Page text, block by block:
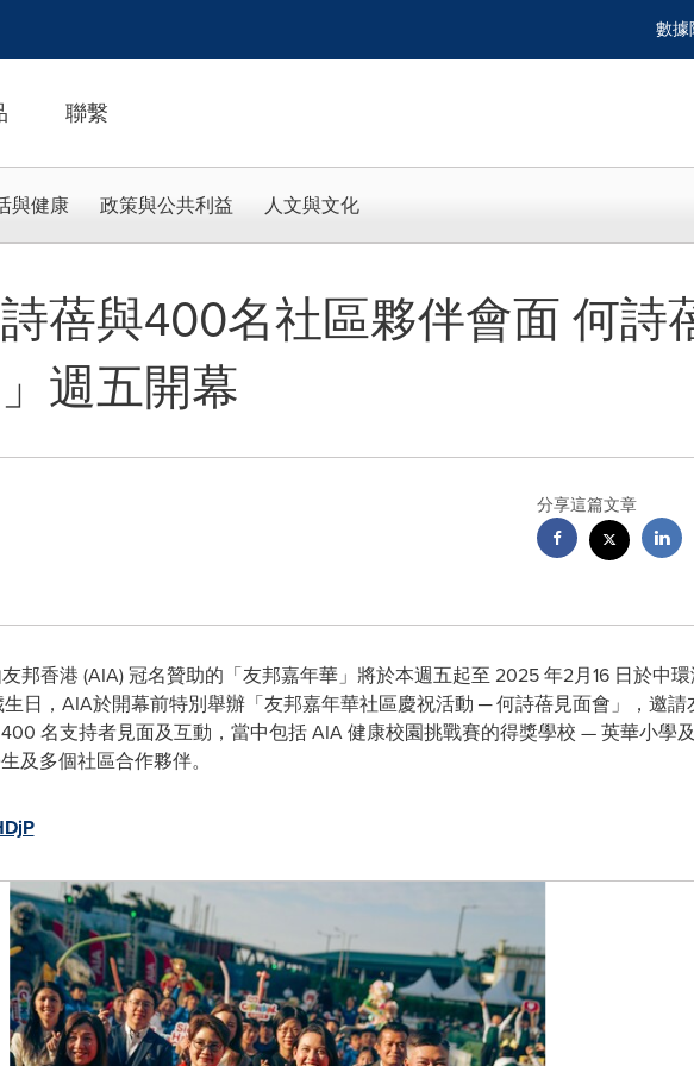
數據
聯繫
與健康 政策與公共利益 人文與文化
蓓與400名社區夥伴會面 何詩
週五開幕
分享這篇文章
邦香港 (AIA) 冠名贊助的「友邦嘉年華」將於本週五起至 2025 年2月16 日於中
日，AIA於開幕前特別舉辦「友邦嘉年華社區慶祝活動 ─ 何詩蓓見面會」，邀
名支持者見面及互動，當中包括 AIA 健康校園挑戰賽的得獎學校 — 英華小學
及多個社區合作夥伴。